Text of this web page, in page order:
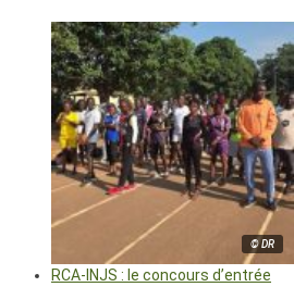
© DR
RCA-INJS : le concours d’entrée